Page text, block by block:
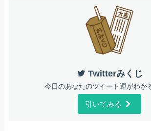
Twitterみくじ
今日のあなたのツイート運がわか
引いてみる